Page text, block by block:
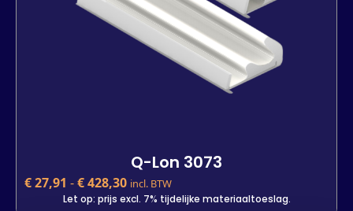
In winkelwagen
Q-Lon 3073
€27,91 -€428,30 incl. BTW
Let op: prijs excl. 7% tijdelijke materiaaltoeslag.